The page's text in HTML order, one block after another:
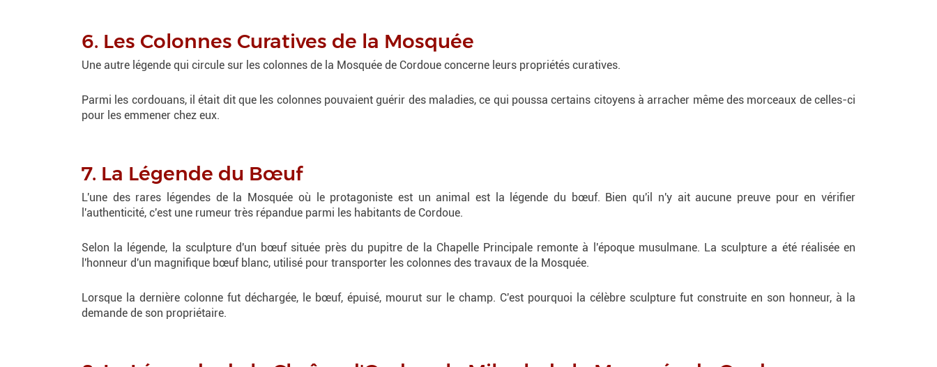
6. Les Colonnes Curatives de la Mosquée
Une autre légende qui circule sur les colonnes de la Mosquée de Cordoue concerne leurs propriétés curatives.
Parmi les cordouans, il était dit que les colonnes pouvaient guérir des maladies, ce qui poussa certains citoyens à arracher même des morceaux de celles-ci
pour les emmener chez eux.
7. La Légende du Bœuf
L'une des rares légendes de la Mosquée où le protagoniste est un animal est la légende du bœuf. Bien qu'il n'y ait aucune preuve pour en vérifier
l'authenticité, c'est une rumeur très répandue parmi les habitants de Cordoue.
Selon la légende, la sculpture d'un bœuf située près du pupitre de la Chapelle Principale remonte à l'époque musulmane. La sculpture a été réalisée en
l'honneur d'un magnifique bœuf blanc, utilisé pour transporter les colonnes des travaux de la Mosquée.
Lorsque la dernière colonne fut déchargée, le bœuf, épuisé, mourut sur le champ. C'est pourquoi la célèbre sculpture fut construite en son honneur, à la
demande de son propriétaire.